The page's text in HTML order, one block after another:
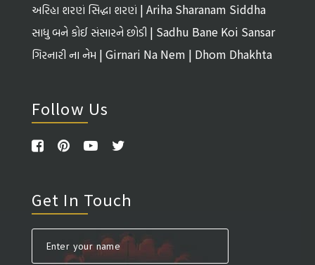
અરિહા શરણં સિદ્ધા શરણં | Ariha Sharanam Siddha
Sharanam
સાધુ બને કોઈ સંસારને છોડી | Sadhu Bane Koi Sansar
Ne Chhodi
ગિરનારી ના નેમ | Girnari Na Nem | Dhom Dhakhta
Follow Us
Get In Touch